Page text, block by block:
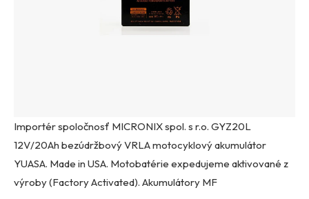
Importér spoločnosť MICRONIX spol. s r.o. GYZ20L
12V/20Ah bezúdržbový VRLA motocyklový akumulátor
YUASA. Made in USA. Motobatérie expedujeme aktivované z
výroby (Factory Activated). Akumulátory MF